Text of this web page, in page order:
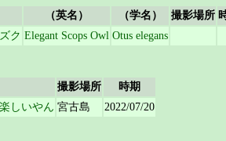
（英名） （学名） 撮影場所
ク Elegant Scops Owl Otus elegans
撮影場所
時期
しいやん 宮古島 2022/07/20